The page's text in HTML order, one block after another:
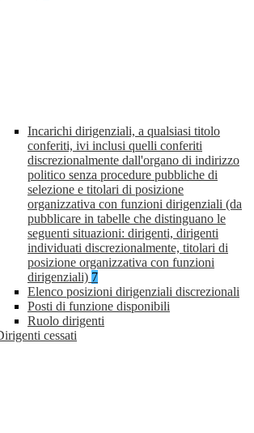
Incarichi dirigenziali, a qualsiasi titolo
conferiti, ivi inclusi quelli conferiti
discrezionalmente dall'organo di indirizzo
politico senza procedure pubbliche di
selezione e titolari di posizione
organizzativa con funzioni dirigenziali (da
pubblicare in tabelle che distinguano le
seguenti situazioni: dirigenti, dirigenti
individuati discrezionalmente, titolari di
posizione organizzativa con funzioni
dirigenziali) 7
Elenco posizioni dirigenziali discrezionali
Posti di funzione disponibili
Ruolo dirigenti
cessati